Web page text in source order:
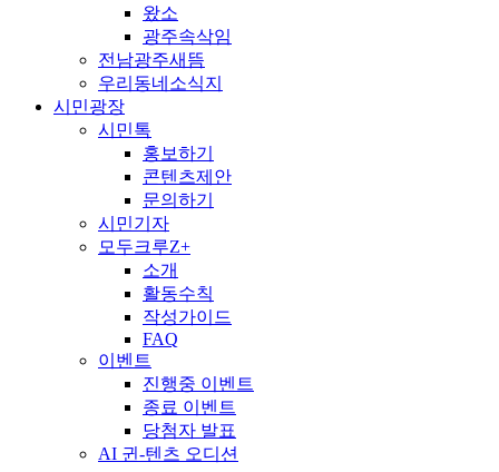
왔소
광주속삭임
전남광주새뜸
우리동네소식지
시민광장
시민톡
홍보하기
콘텐츠제안
문의하기
시민기자
모두크루Z+
소개
활동수칙
작성가이드
FAQ
이벤트
진행중 이벤트
종료 이벤트
당첨자 발표
AI 귄-텐츠 오디션